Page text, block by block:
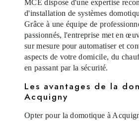
MCE dispose d'une expertise
d'installation de systèmes
Grâce à une équipe de
passionnés, l'entreprise met en
sur mesure pour automatiser et
aspects de votre domicile, du
en passant par la sécurité.
Les avantages de la
Acquigny
Opter pour la domotique à